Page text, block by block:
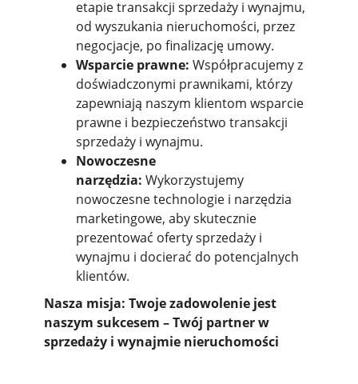
etapie transakcji sprzedaży i wynajmu,
od wyszukania nieruchomości, przez
negocjacje, po finalizację umowy.
Wsparcie prawne: Współpracujemy z
doświadczonymi prawnikami, którzy
zapewniają naszym klientom wsparcie
prawne i bezpieczeństwo transakcji
sprzedaży i wynajmu.
Nowoczesne
narzędzia: Wykorzystujemy
nowoczesne technologie i narzędzia
marketingowe, aby skutecznie
prezentować oferty sprzedaży i
wynajmu i docierać do potencjalnych
klientów.
Nasza misja: Twoje zadowolenie jest
naszym sukcesem – Twój partner w
sprzedaży i wynajmie nieruchomości